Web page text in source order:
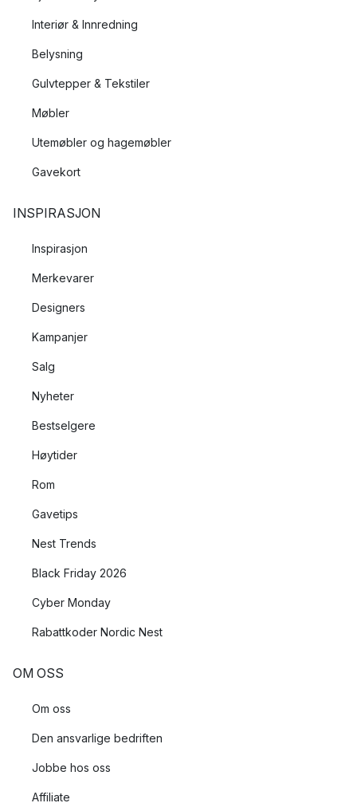
Interiør & Innredning
Belysning
Gulvtepper & Tekstiler
Møbler
Utemøbler og hagemøbler
Gavekort
INSPIRASJON
Inspirasjon
Merkevarer
Designers
Kampanjer
Salg
Nyheter
Bestselgere
Høytider
Rom
Gavetips
Nest Trends
Black Friday 2026
Cyber Monday
Rabattkoder Nordic Nest
OM OSS
Om oss
Den ansvarlige bedriften
Jobbe hos oss
Affiliate